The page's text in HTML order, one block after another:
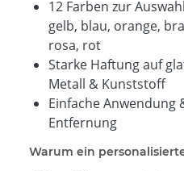
12 Farben zur
gelb, blau, orange,
rosa, rot
Starke Haftung auf
Metall & Kunststoff
Einfache Anwendung
Entfernung
Warum ein